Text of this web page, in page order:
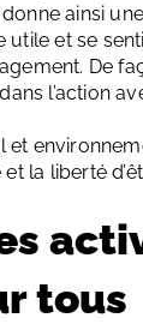
ainsi
utile et se
De
l’action
et
la liberté
tous